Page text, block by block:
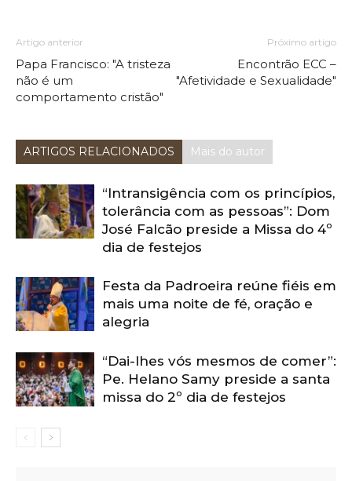
Artigo anterior
Papa Francisco: "A tristeza
não é um
comportamento cristão"
Próximo artigo
Encontrão ECC –
"Afetividade e Sexualidade"
ARTIGOS RELACIONADOS Mais do autor
“Intransigência com os princípios,
tolerância com as pessoas”: Dom
José Falcão preside a Missa do 4º
dia de festejos
Festa da Padroeira reúne fiéis em
mais uma noite de fé, oração e
alegria
“Dai-lhes vós mesmos de comer”:
Pe. Helano Samy preside a santa
missa do 2º dia de festejos